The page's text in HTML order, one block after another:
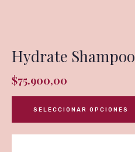
Hydrate Shampoo
$75.900,00
SELECCIONAR OPCIONES